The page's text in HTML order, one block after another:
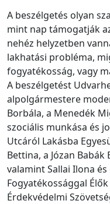
A beszélgetés olyan
mint nap támogatják
nehéz helyzetben
lakhatási probléma,
fogyatékosság, vagy
A beszélgetést
alpolgármestere
Borbála, a Menedék
szociális munkása és
Utcáról Lakásba
Bettina, a Józan
valamint Sallai Ilona
Fogyatékossággal
Érdekvédelmi